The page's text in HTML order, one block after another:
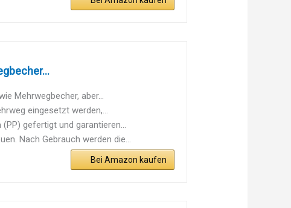
Mehrwegbecher, aber...
eingesetzt werden,...
gefertigt und garantieren...
Nach Gebrauch werden die...
Bei Amazon kaufen